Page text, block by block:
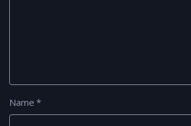
Name*